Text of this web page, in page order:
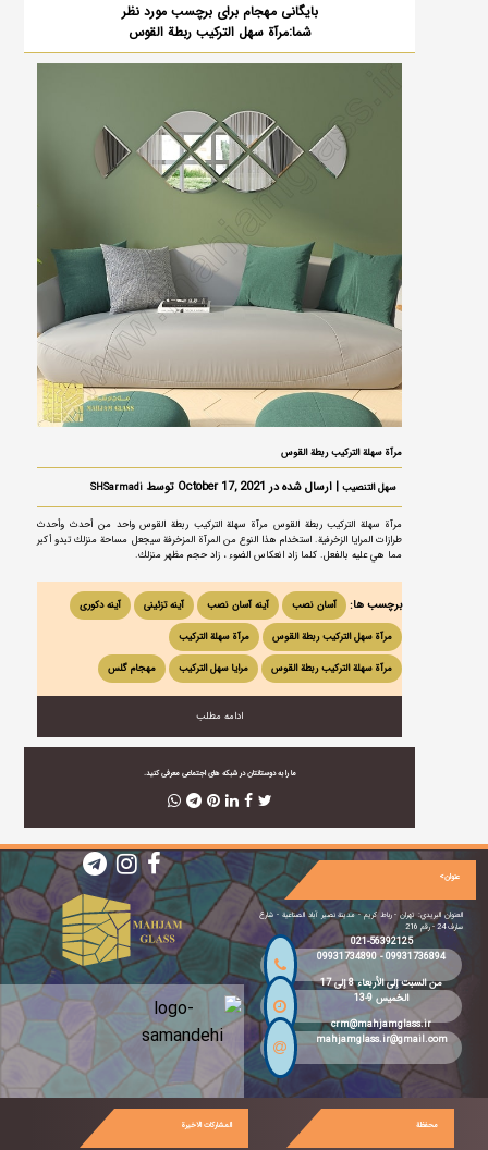
بایگانی مهجام برای برچسب مورد نظر
شما:مرآة سهل التركيب ربطة القوس
مرآة سهلة التركيب ربطة القوس
سهل التنصيب | ارسال شده در October 17, 2021 توسط SHSarmadi
مرآة سهلة التركيب ربطة القوس مرآة سهلة التركيب ربطة القوس واحد من أحدث وأحدث
طرازات المرايا الزخرفية. استخدام هذا النوع من المرآة المزخرفة سيجعل مساحة منزلك تبدو أكبر
مما هي عليه بالفعل. كلما زاد انعكاس الضوء ، زاد حجم مظهر منزلك.
برچسب ها: آسان نصب آینه آسان نصب آینه تزئینی آینه دکوری
مرآة سهل التركيب ربطة القوس مرآة سهلة التركيب
مرآة سهلة التركيب ربطة القوس مرایا سهل الترکیب مهجام گلس
ادامه مطلب
ما را به دوستانتان در شبکه های اجتماعی معرفی کنید.
المشاركات الاخيرة محفظة
عنوان>
العنوان البريدي: تهران - رباط كريم - مدينة نصیر آباد الصناعية - شارع
سارف 24 - رقم 216
021-56392125
09931736894
-
09931734890
من السبت إلى الأربعاء 8 إلى 17
الخميس 9-13
crm@mahjamglass.ir
mahjamglass.ir@gmail.com